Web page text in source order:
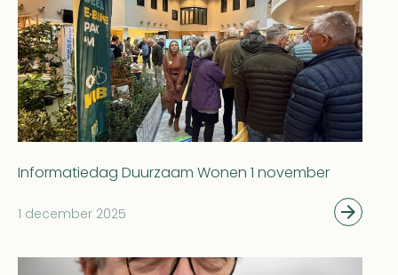
Informatiedag Duurzaam Wonen 1 november
1 december 2025